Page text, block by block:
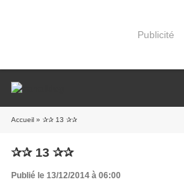
Publicité
Accueil » ✰✰ 13 ✰✰
✰✰ 13 ✰✰
Publié le 13/12/2014 à 06:00